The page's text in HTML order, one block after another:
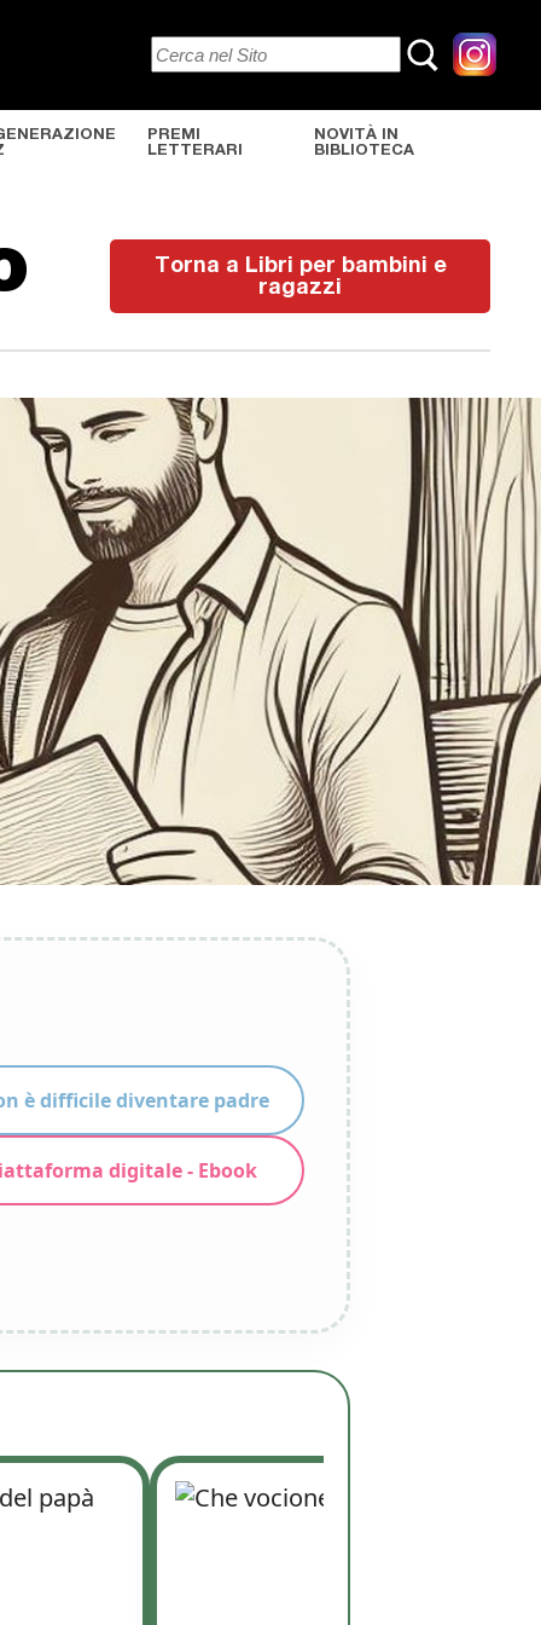
PREMI
LETTERARI
NOVITÀ IN
BIBLIOTECA
Torna a Libri per bambini e
ragazzi
è difficile diventare padre
digitale - Ebook